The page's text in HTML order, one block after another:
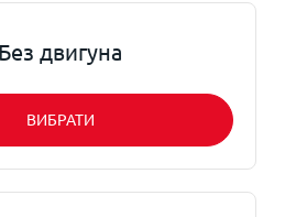
Без двигуна
ВИБРАТИ